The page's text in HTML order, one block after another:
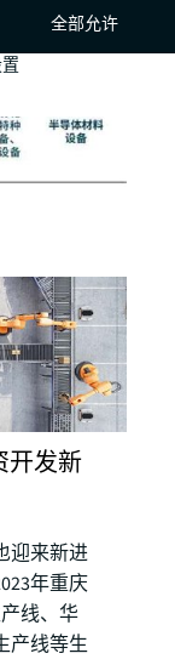
开发新
迎来新进
年重庆
线、华
产线等生
全部允许